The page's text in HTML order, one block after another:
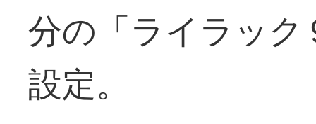
分の「ライラッ
設定。